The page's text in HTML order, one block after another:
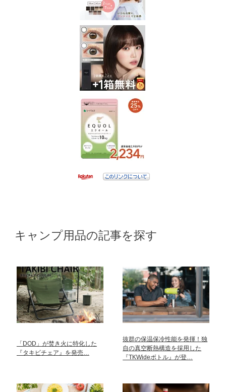
キャンプ用品の記事を探す
「DOD」が焚き火に特化した
『タキビチェア』を発売…
抜群の保温保冷性能を発揮！独
自の真空断熱構造を採用した
『TKWideボトル』が登…